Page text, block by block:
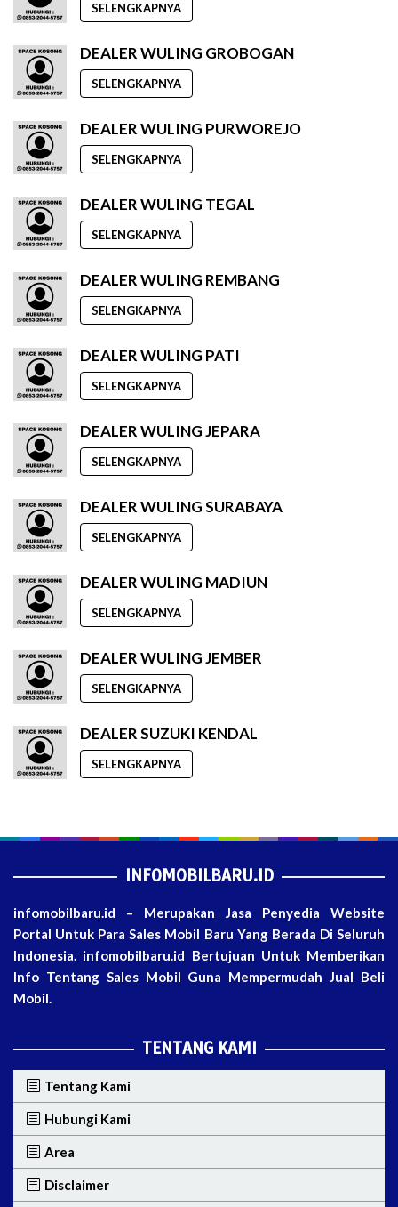
SELENGKAPNYA
DEALER WULING GROBOGAN
SELENGKAPNYA
DEALER WULING PURWOREJO
SELENGKAPNYA
DEALER WULING TEGAL
SELENGKAPNYA
DEALER WULING REMBANG
SELENGKAPNYA
DEALER WULING PATI
SELENGKAPNYA
DEALER WULING JEPARA
SELENGKAPNYA
DEALER WULING SURABAYA
SELENGKAPNYA
DEALER WULING MADIUN
SELENGKAPNYA
DEALER WULING JEMBER
SELENGKAPNYA
DEALER SUZUKI KENDAL
SELENGKAPNYA
INFOMOBILBARU.ID
infomobilbaru.id – Merupakan Jasa Penyedia Website
Portal Untuk Para Sales Mobil Baru Yang Berada Di Seluruh
Indonesia. infomobilbaru.id Bertujuan Untuk Memberikan
Info Tentang Sales Mobil Guna Mempermudah Jual Beli
Mobil.
TENTANG KAMI
Tentang Kami
Hubungi Kami
Area
Disclaimer